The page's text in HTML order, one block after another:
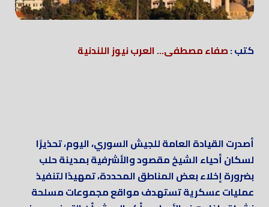
كتب :صفاء مصطفى... العرب نيوز اللندنية
أصدرت القيادة العامة للجيش السوري، اليوم، تحذيرًا
لسكان أحياء الشيخ مقصود والأشرفية بمدينة حلب
بضرورة إخلاء بعض المناطق المحددة، تمهيدًا لتنفيذ
عمليات عسكرية تستهدف مواقع مجموعات مسلحة